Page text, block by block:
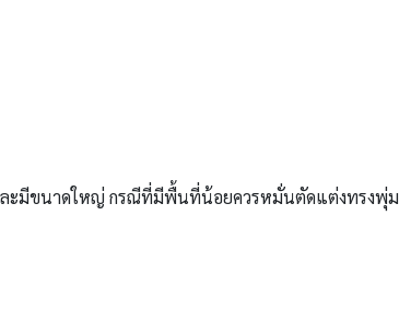
ละมีขนาดใหญ่ กรณีที่มีพื้นที่น้อยควรหมั่นตัดแต่งทรงพุ่ม